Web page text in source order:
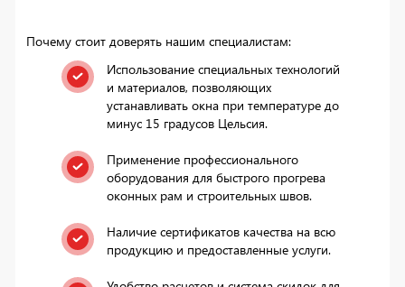
Почему стоит доверять нашим специалистам:
Использование специальных технологий
и материалов, позволяющих
устанавливать окна при температуре до
минус 15 градусов Цельсия.
Применение профессионального
оборудования для быстрого прогрева
оконных рам и строительных швов.
Наличие сертификатов качества на всю
продукцию и предоставленные услуги.